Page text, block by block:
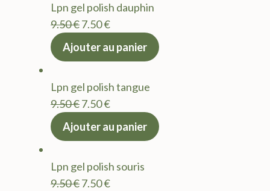
9.50 €.7.50 €.
Lpn gel polish dauphin
9.50€Le
prix
9.50 €.
7.50€Le
actuel
7.50 €.
Ajouter au panier
Lpn gel polish tangue
9.50€Le
prix
9.50 €.
7.50€Le
actuel
7.50 €.
Ajouter au panier
Lpn gel polish souris
9.50€Le
7.50€Le